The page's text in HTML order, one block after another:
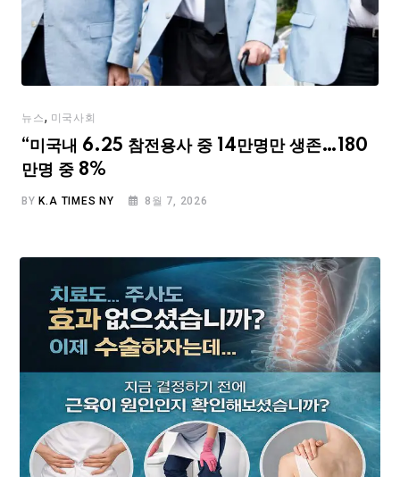
뉴스, 미국사회
“미국내 6.25 참전용사 중 14만명만 생존…180
만명 중 8%
BY K.A TIMES NY 8월 7, 2026